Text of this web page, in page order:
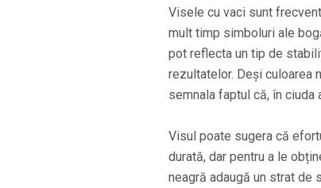
Visele cu vaci sunt
mult timp simboluri ale
pot reflecta un tip de
rezultatelor. Deși culoarea
semnala faptul că, în
Visul poate sugera că
durată, dar pentru a le
neagră adaugă un strat